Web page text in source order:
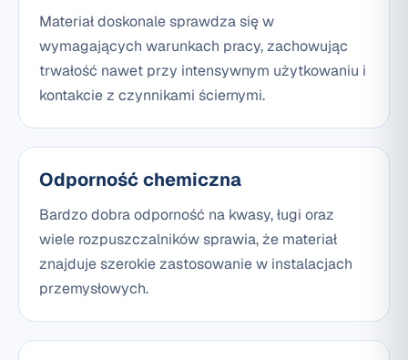
Materiał doskonale sprawdza się w
wymagających warunkach pracy, zachowując
trwałość nawet przy intensywnym użytkowaniu i
kontakcie z czynnikami ściernymi.
Odporność chemiczna
Bardzo dobra odporność na kwasy, ługi oraz
wiele rozpuszczalników sprawia, że materiał
znajduje szerokie zastosowanie w instalacjach
przemysłowych.